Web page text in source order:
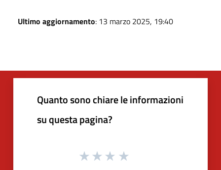
Ultimo aggiornamento: 13 marzo 2025, 19:40
Quanto sono chiare le informazioni
su questa pagina?